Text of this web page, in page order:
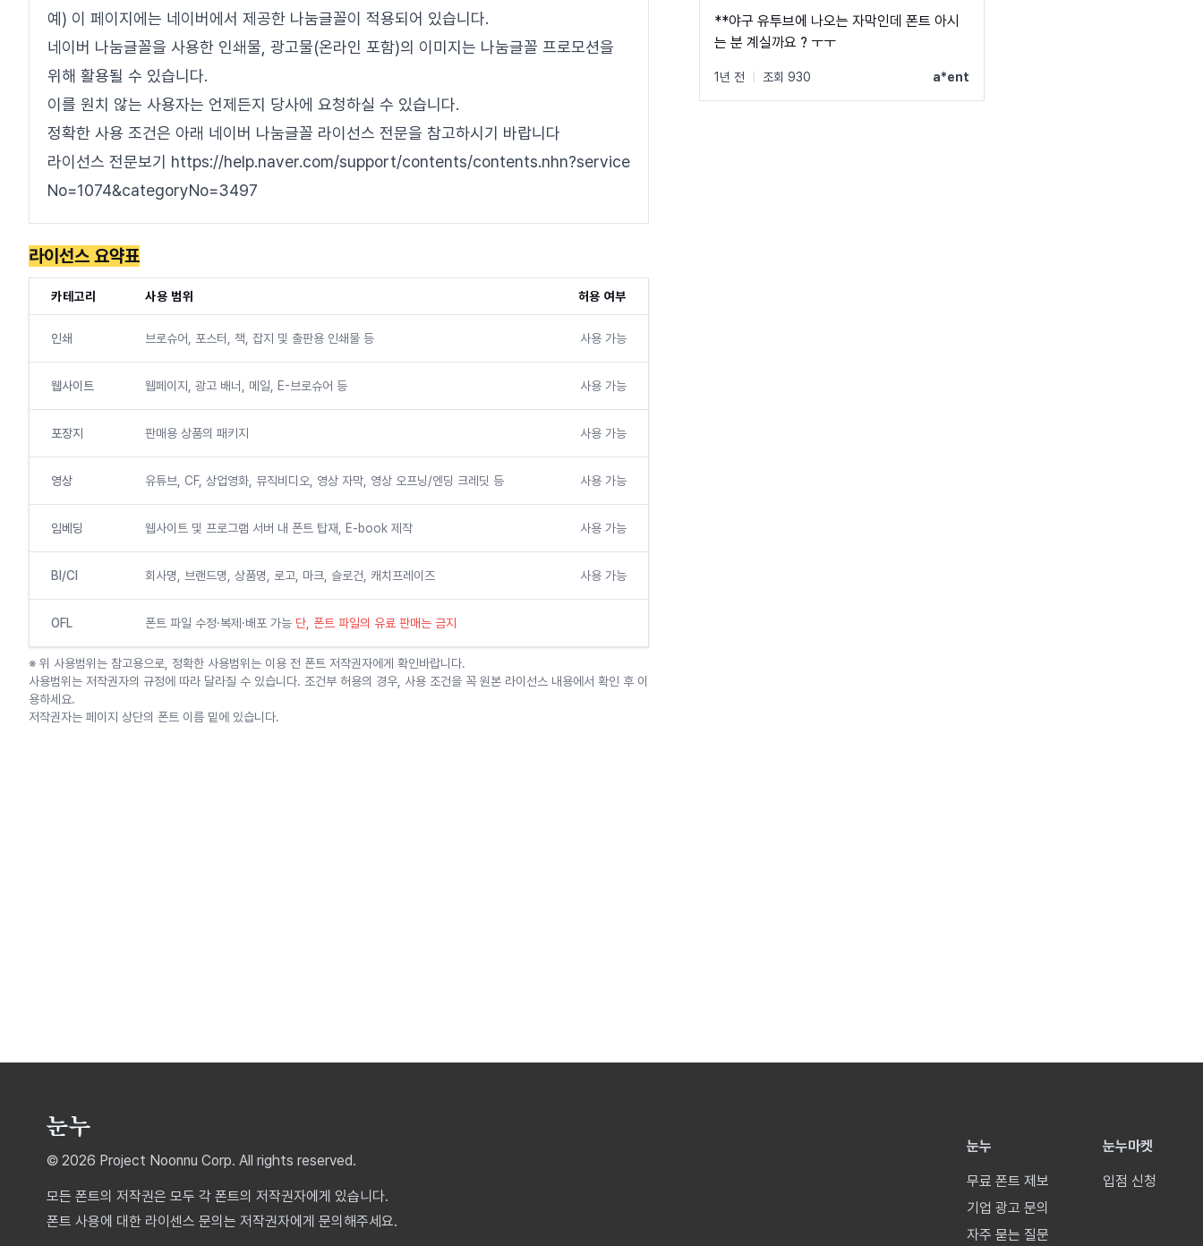
예) 이 페이지에는 네이버에서 제공한 나눔글꼴이 적용되어 있습니다.
네이버 나눔글꼴을 사용한 인쇄물, 광고물(온라인 포함)의 이미지는 나눔글꼴 프로모션을
위해 활용될 수 있습니다.
이를 원치 않는 사용자는 언제든지 당사에 요청하실 수 있습니다.
정확한 사용 조건은 아래 네이버 나눔글꼴 라이선스 전문을 참고하시기 바랍니다
라이선스 전문보기 https://help.naver.com/support/contents/contents.nhn?service
No=1074&categoryNo=3497
라이선스 요약표
카테고리 사용 범위 허용 여부
인쇄 브로슈어, 포스터, 책, 잡지 및 출판용 인쇄물 등 사용 가능
웹사이트 웹페이지, 광고 배너, 메일, E-브로슈어 등 사용 가능
포장지 판매용 상품의 패키지 사용 가능
영상 유튜브, CF, 상업영화, 뮤직비디오, 영상 자막, 영상 오프닝/엔딩 크레딧 등 사용 가능
임베딩 웹사이트 및 프로그램 서버 내 폰트 탑재, E-book 제작 사용 가능
BI/CI 회사명, 브랜드명, 상품명, 로고, 마크, 슬로건, 캐치프레이즈 사용 가능
OFL 폰트 파일 수정·복제·배포 가능 단, 폰트 파일의 유료 판매는 금지
※ 위 사용범위는 참고용으로, 정확한 사용범위는 이용 전 폰트 저작권자에게 확인바랍니다.
사용범위는 저작권자의 규정에 따라 달라질 수 있습니다. 조건부 허용의 경우, 사용 조건을 꼭 원본 라이선스 내용에서 확인 후 이
용하세요.
저작권자는 페이지 상단의 폰트 이름 밑에 있습니다.
네이버의 모든 폰트 보기 →
**야구 유투브에 나오는 자막인데 폰트 아시
는 분 계실까요 ? ㅜㅜ
1년 전 조회 930 a*ent
© 2026 Project Noonnu Corp. All rights reserved.
모든 폰트의 저작권은 모두 각 폰트의 저작권자에게 있습니다.
폰트 사용에 대한 라이센스 문의는 저작권자에게 문의해주세요.
눈누
무료 폰트 제보
기업 광고 문의
자주 묻는 질문
눈누마켓
입점 신청